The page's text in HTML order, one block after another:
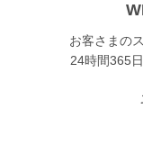
お客さまの
24時間365